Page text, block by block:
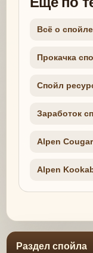
Всё о спойле
Прокачка
Спойл
Заработок
Alpen Cougar
Alpen
Раздел спойла